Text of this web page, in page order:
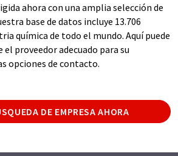
ahora con una amplia selección de
base de datos incluye 13.706
química de todo el mundo. Aquí puede
proveedor adecuado para su
opciones de contacto.
DE EMPRESA AHORA